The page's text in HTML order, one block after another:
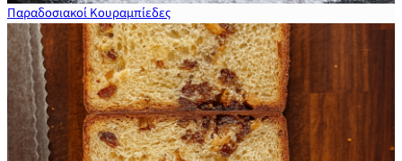
Παραδοσιακοί Κουραμπίεδες